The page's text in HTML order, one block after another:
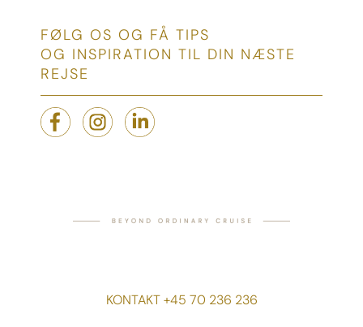
FØLG OS OG FÅ TIPS
OG INSPIRATION TIL DIN NÆSTE
REJSE
KONTAKT +45 70 236 236